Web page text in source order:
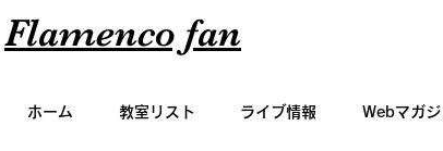
Flamenco fan
ホーム 教室リスト ライブ情報 Webマガジ